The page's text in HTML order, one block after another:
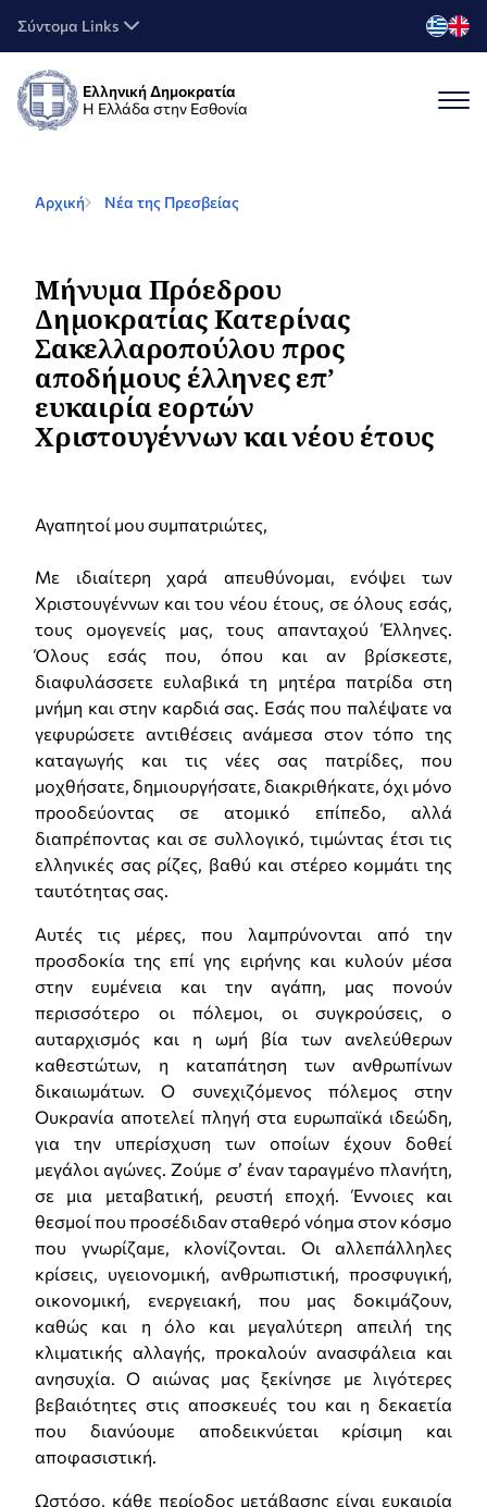
Σύντομα Links
Ελληνική Δημοκρατία
Η Ελλάδα στην Εσθονία
Αρχική Νέα της Πρεσβείας
Μήνυμα Πρόεδρου
Δημοκρατίας Κατερίνας
Σακελλαροπούλου προς
αποδήμους έλληνες επ’
ευκαιρία εορτών
Χριστουγέννων και νέου έτους
Αγαπητοί μου συμπατριώτες,
Με ιδιαίτερη χαρά απευθύνομαι, ενόψει των
Χριστουγέννων και του νέου έτους, σε όλους εσάς,
τους ομογενείς μας, τους απανταχού Έλληνες.
Όλους εσάς που, όπου και αν βρίσκεστε,
διαφυλάσσετε ευλαβικά τη μητέρα πατρίδα στη
μνήμη και στην καρδιά σας. Εσάς που παλέψατε να
γεφυρώσετε αντιθέσεις ανάμεσα στον τόπο της
καταγωγής και τις νέες σας πατρίδες, που
μοχθήσατε, δημιουργήσατε, διακριθήκατε, όχι μόνο
προοδεύοντας σε ατομικό επίπεδο, αλλά
διαπρέποντας και σε συλλογικό, τιμώντας έτσι τις
ελληνικές σας ρίζες, βαθύ και στέρεο κομμάτι της
ταυτότητας σας.
Αυτές τις μέρες, που λαμπρύνονται από την
προσδοκία της επί γης ειρήνης και κυλούν μέσα
στην ευμένεια και την αγάπη, μας πονούν
περισσότερο οι πόλεμοι, οι συγκρούσεις, ο
αυταρχισμός και η ωμή βία των ανελεύθερων
καθεστώτων, η καταπάτηση των ανθρωπίνων
δικαιωμάτων. Ο συνεχιζόμενος πόλεμος στην
Ουκρανία αποτελεί πληγή στα ευρωπαϊκά ιδεώδη,
για την υπερίσχυση των οποίων έχουν δοθεί
μεγάλοι αγώνες. Ζούμε σ’ έναν ταραγμένο πλανήτη,
σε μια μεταβατική, ρευστή εποχή. Έννοιες και
θεσμοί που προσέδιδαν σταθερό νόημα στον κόσμο
που γνωρίζαμε, κλονίζονται. Οι αλλεπάλληλες
κρίσεις, υγειονομική, ανθρωπιστική, προσφυγική,
οικονομική, ενεργειακή, που μας δοκιμάζουν,
καθώς και η όλο και μεγαλύτερη απειλή της
κλιματικής αλλαγής, προκαλούν ανασφάλεια και
ανησυχία. Ο αιώνας μας ξεκίνησε με λιγότερες
βεβαιότητες στις αποσκευές του και η δεκαετία
που διανύουμε αποδεικνύεται κρίσιμη και
αποφασιστική.
Ωστόσο, κάθε περίοδος μετάβασης είναι ευκαιρία